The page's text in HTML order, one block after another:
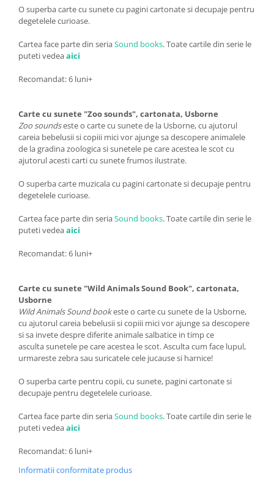
O superba carte cu sunete cu pagini cartonate si decupaje pentru
degetelele curioase.
Cartea face parte din seriaSound books. Toate cartile din serie le
puteti vedeaaici
Recomandat: 6 luni+
Carte cu sunete "Zoo sounds", cartonata, Usborne
Zoo soundseste o carte cu sunete de la Usborne, cu ajutorul
careia bebelusii si copiii mici vor ajunge sa descopere animalele
de la gradina zoologica si sunetele pe care acestea le scot cu
ajutorul acesti carti cu sunete frumos ilustrate.
O superba carte muzicala cu pagini cartonate si decupaje pentru
degetelele curioase.
Cartea face parte din seriaSound books. Toate cartile din serie le
puteti vedeaaici
Recomandat: 6 luni+
Carte cu sunete "Wild Animals Sound Book", cartonata,
Usborne
Wild Animals Sound bookeste o carte cu sunete de la Usborne,
cu ajutorul careia bebelusii si copiii mici vor ajunge sa descopere
si sa invete despre diferite animale salbatice in timp ce
asculta sunetele pe care acestea le scot. Asculta cum face lupul,
urmareste zebra sau suricatele cele jucause si harnice!
O superba carte pentru copii, cu sunete, pagini cartonate si
decupaje pentru degetelele curioase.
Cartea face parte din seriaSound books. Toate cartile din serie le
puteti vedeaaici
Recomandat: 6 luni+
Informatii conformitate produs